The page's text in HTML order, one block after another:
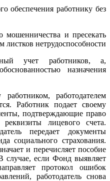
обеспечения работнику без
мошенничества и пресекать
нетрудоспособности
учет работников, а,
назначения
работодателем
Работник подает своему
подтверждающие право
лицевого счета.
передает документы
социального страхования.
и перечисляет пособие
случае, если Фонд выявляет
протокол ошибок
работодатель снова